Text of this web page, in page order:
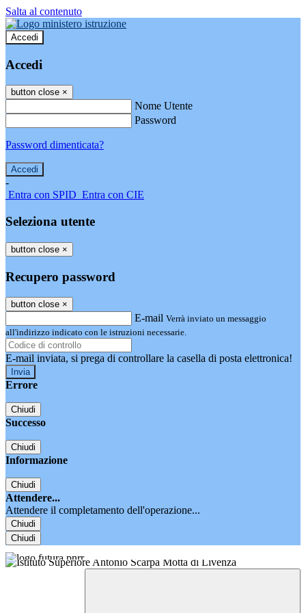
Salta al contenuto
Accedi
Accedi
button close ×
Nome Utente
Password
Password dimenticata?
-
Entra con SPID Entra con CIE
Seleziona utente
button close ×
Recupero password
button close ×
E-mail Verrà inviato un messaggio
all'indirizzo indicato con le istruzioni necessarie.
E-mail inviata, si prega di controllare la casella di posta elettronica!
Errore
Chiudi
Successo
Chiudi
Informazione
Chiudi
Attendere...
Attendere il completamento dell'operazione...
Chiudi
Chiudi